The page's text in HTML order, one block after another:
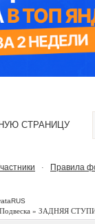
СТРАНИЦУ
· Правила
Подвеска » ЗАДНЯЯ